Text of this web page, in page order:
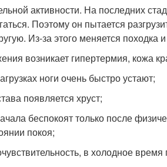
активности. На последних
Поэтому он пытается
Из-за этого меняется походка
возникает гипертермия, кожа
ноги очень быстро устают;
появляется хруст;
беспокоят только после
покоя;
в холодное